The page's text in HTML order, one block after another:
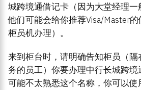
城跨境通借记卡（因为大堂经理一
他们可能会给你推荐Visa/Master
柜员机办理）。
来到柜台时，请明确告知柜员（
务的员工）你要办理中行长城跨境
可能不太熟悉这个名称，你可以使